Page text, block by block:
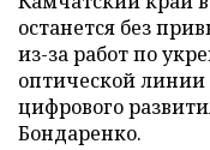
останется без
из-за работ по
оптической
цифрового
Бондаренко.